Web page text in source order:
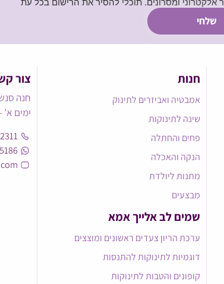
חנות
אמבטיה ואביזרים לתינוק
שינה לתינוקות
פחים והחתלה
הנקה והאכלה
מתנות ליולדת
מבצעים
שמים לב אלייך אמא​
ערכת הריון צעדים ראשונים ומוצצים
דוגמיות לתינוקות להתנסות
קופונים והטבות לתינוקות
צור
חנה סנש 45, הוד
ימים א’ –